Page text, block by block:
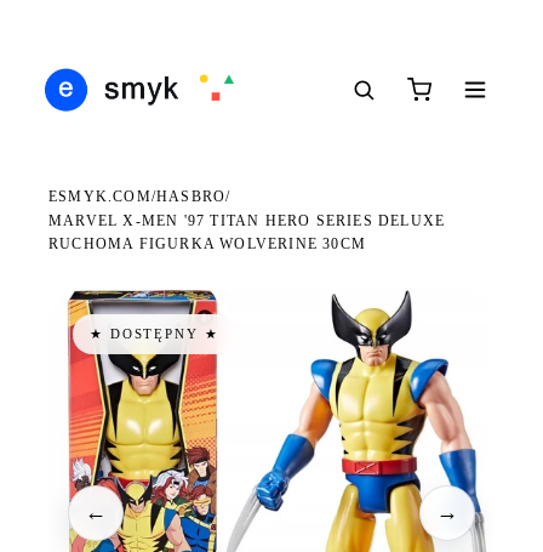
ESMYK.COM/HASBRO/
MARVEL X-MEN '97 TITAN HERO SERIES DELUXE
RUCHOMA FIGURKA WOLVERINE 30CM
★ DOSTĘPNY ★
← →